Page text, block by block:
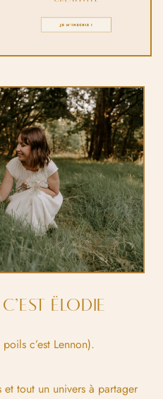
ËLODIE
c’est Lennon).
et tout un univers à partager